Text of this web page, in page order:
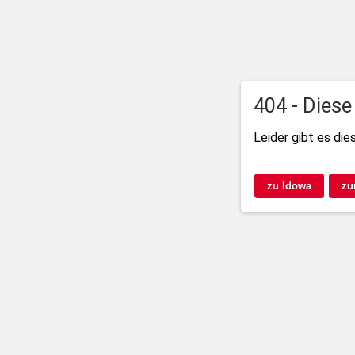
404 -
Leider gibt es
zu Idowa